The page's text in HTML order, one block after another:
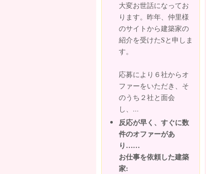
大変お世話になってお
ります。昨年、仲里様
のサイトから建築家の
紹介を受けたSと申しま
す。
応募により６社からオ
ファーをいただき、そ
のうち２社と面会
し、...
反応が早く、すぐに数
件のオファーがあ
り……
お仕事を依頼した建築
家: